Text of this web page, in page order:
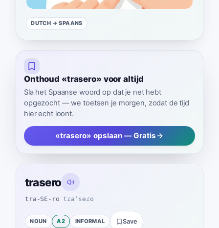
DUTCH → SPAANS
Onthoud «trasero» voor altijd
Sla het Spaanse woord op dat je net hebt
opgezocht — we toetsen je morgen, zodat de tijd
hier echt loont.
«trasero» opslaan — Gratis
trasero
tra-SE-ro tɾaˈseɾo
NOUN A2 INFORMAL Save